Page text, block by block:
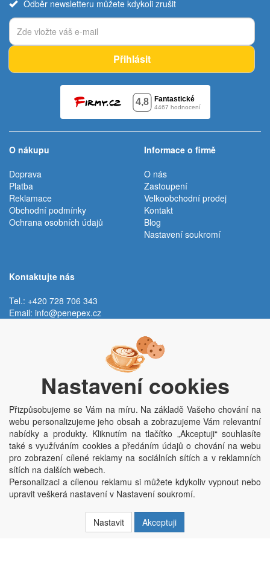
Odběr newsletteru můžete kdykoli zrušit
Přihlásit
O nákupu
Doprava
Platba
Reklamace
Obchodní podmínky
Ochrana osobních údajů
Informace o firmě
O nás
Zastoupení
Velkoobchodní prodej
Kontakt
Blog
Nastavení soukromí
Kontaktujte nás
Tel.: +420 728 706 343
Email: info@penepex.cz
Trávník 2076, 686 03 Staré Město
Copyright © Penepex s.r.o. 2025, powered byABRA E-shop
Penepex s.r.o., Za Špicí 1798, 686 03 Staré Město; IČO: 03220923; DIČ:
CZ03220923; zápis do obchodního rejstříku dne 22. 7. 2014, krajský soud v
Brně oddíl C, vložka 84002
Nastavení cookies
Přizpůsobujeme se Vám na míru. Na základě Vašeho chování na
webu personalizujeme jeho obsah a zobrazujeme Vám relevantní
nabídky a produkty. Kliknutím na tlačítko „Akceptuji“ souhlasíte
také s využíváním cookies a předáním údajů o chování na webu
pro zobrazení cílené reklamy na sociálních sítích a v reklamních
sítích na dalších webech.
Personalizaci a cílenou reklamu si můžete kdykoliv vypnout nebo
upravit veškerá nastavení v Nastavení soukromí.
Nastavit Akceptuji